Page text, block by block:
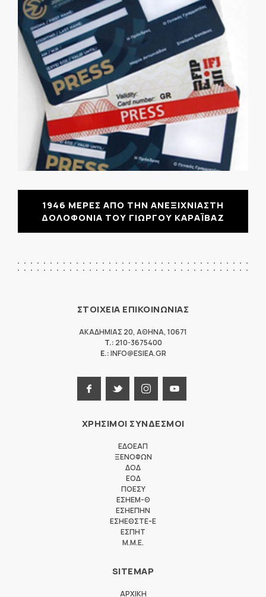
1946 ΜΕΡΕΣ ΑΠΟ ΤΗΝ ΑΝΕΞΙΧΝΙΑΣΤΗ
ΔΟΛΟΦΟΝΙΑ ΤΟΥ ΓΙΩΡΓΟΥ ΚΑΡΑΪΒΑΖ
ΣΤΟΙΧΕΙΑ ΕΠΙΚΟΙΝΩΝΙΑΣ
ΑΚΑΔΗΜΙΑΣ 20, ΑΘΗΝΑ, 10671
T.: 210-3675400
E.:INFO@ESIEA.GR
ΧΡΗΣΙΜΟΙ ΣΥΝΔΕΣΜΟΙ
ΕΔΟΕΑΠ
ΞΕΝΟΦΩΝ
ΔΟΔ
ΕΟΔ
ΠΟΕΣΥ
ΕΣΗΕΜ-Θ
ΕΣΗΕΠΗΝ
ΕΣΗΕΘΣΤΕ-Ε
ΕΣΠΗΤ
M.M.E.
SITEMAP
ΑΡΧΙΚΗ